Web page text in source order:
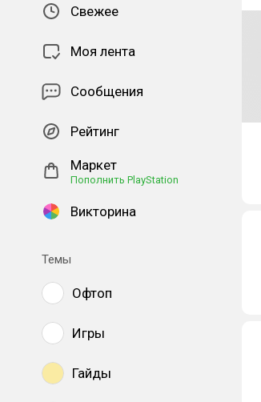
Свежее
Моя лента
Сообщения
Рейтинг
Маркет
Пополнить PlayStation
Викторина
Темы
Офтоп
Игры
Гайды